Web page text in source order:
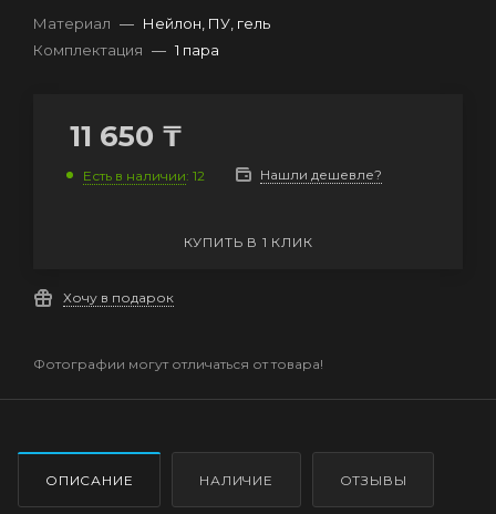
Материал — Нейлон, ПУ, гель
Комплектация — 1 пара
11 650 ₸
Есть в наличии: 12 Нашли дешевле?
КУПИТЬ В 1 КЛИК
Хочу в подарок
Фотографии могут отличаться от товара!
ОПИСАНИЕ НАЛИЧИЕ ОТЗЫВЫ